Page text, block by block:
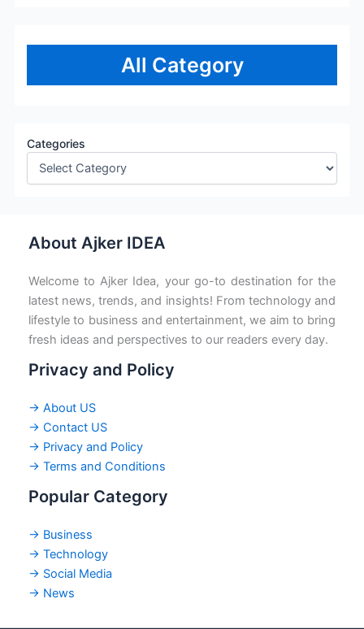
All Category
Categories
About Ajker IDEA
Welcome to Ajker Idea, your go-to destination for the
latest news, trends, and insights! From technology and
lifestyle to business and entertainment, we aim to bring
fresh ideas and perspectives to our readers every day.
Privacy and Policy
→ About US
→ Contact US
→ Privacy and Policy
→ Terms and Conditions
Popular Category
→ Business
→ Technology
→ Social Media
→ News